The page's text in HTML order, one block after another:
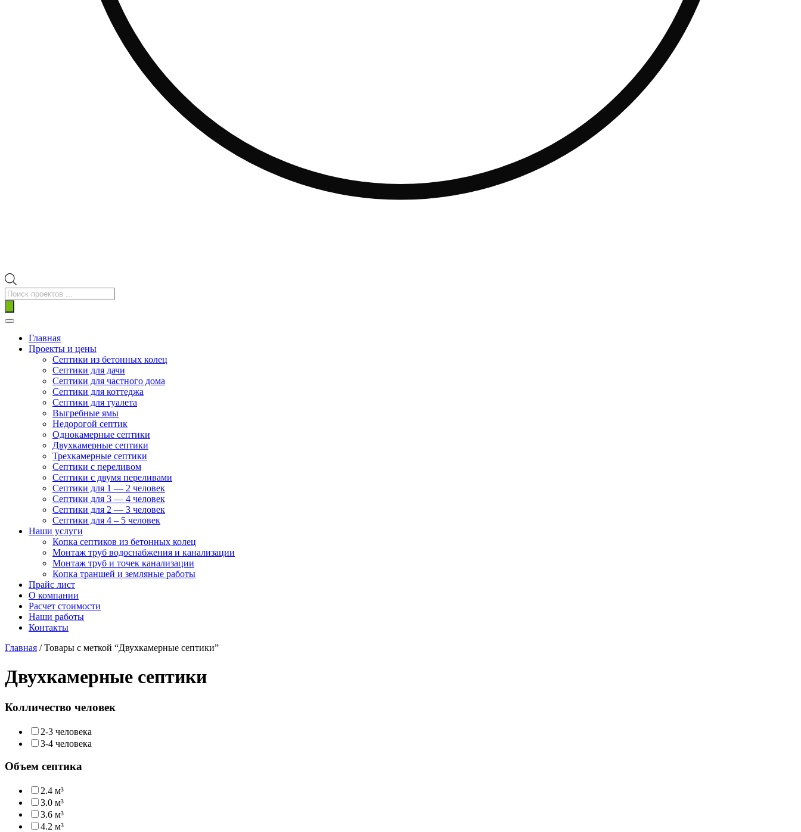
Поиск
товаров
Главная
Проекты и цены
Септики из бетонных колец
Септики для дачи
Септики для частного дома
Септики для коттеджа
Септики для туалета
Выгребные ямы
Недорогой септик
Однокамерные септики
Двухкамерные септики
Трехкамерные септики
Септики с переливом
Септики с двумя переливами
Септики для 1 — 2 человек
Септики для 3 — 4 человек
Септики для 2 — 3 человек
Септики для 4 – 5 человек
Наши услуги
Копка септиков из бетонных колец
Монтаж труб водоснабжения и канализации
Монтаж труб и точек канализации
Копка траншей и земляные работы
Прайс лист
О компании
Расчет стоимости
Наши работы
Контакты
Главная / Товары с меткой “Двухкамерные септики”
Двухкамерные септики
Колличество человек
2-3 человека
3-4 человека
Объем септика
2.4 м³
3.0 м³
3.6 м³
4.2 м³